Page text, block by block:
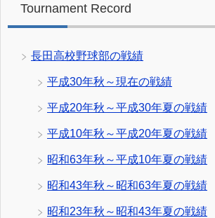
Tournament Record
長田高校野球部の戦績
平成30年秋～現在の戦績
平成20年秋～平成30年夏の戦績
平成10年秋～平成20年夏の戦績
昭和63年秋～平成10年夏の戦績
昭和43年秋～昭和63年夏の戦績
昭和23年秋～昭和43年夏の戦績